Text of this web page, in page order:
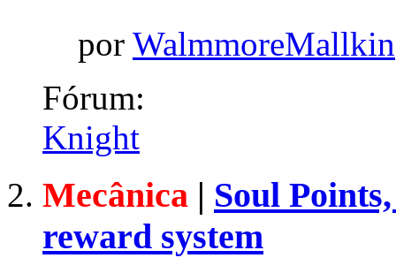
por WalmmoreMallkin
Fórum:
Knight
Mecânica | Soul
reward system